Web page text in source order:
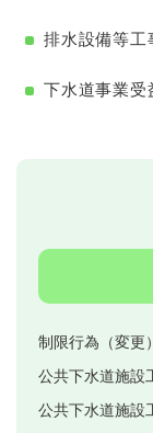
排水設備等工
下水道事業受
制限行為（変更
公共下水道施設
公共下水道施設